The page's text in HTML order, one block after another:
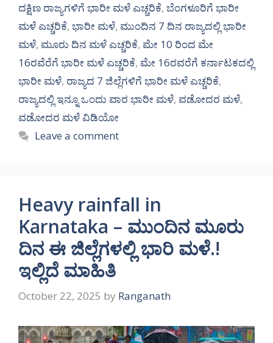
ದಕ್ಷಿಣ ರಾಜ್ಯಗಳಿಗೆ ಭಾರೀ ಮಳೆ ಎಚ್ಚರಿಕೆ, ಬೆಂಗಳೂರಿಗೆ ಭಾರೀ
ಮಳೆ ಎಚ್ಚರಿಕೆ, ಭಾರೀ ಮಳೆ, ಮುಂದಿನ 7 ದಿನ ರಾಜ್ಯದಲ್ಲಿ ಭಾರೀ
ಮಳೆ, ಮೂರು ದಿನ ಮಳೆ ಎಚ್ಚರಿಕೆ, ಮೇ 10 ರಿಂದ ಮೇ
16ರವೆರೆಗೆ ಭಾರೀ ಮಳೆ ಎಚ್ಚರಿಕೆ, ಮೇ 16ರವರೆಗೆ ಕರ್ನಾಟಕದಲ್ಲಿ
ಭಾರೀ ಮಳೆ, ರಾಜ್ಯದ 7 ಜಿಲ್ಲೆಗಳಿಗೆ ಭಾರೀ ಮಳೆ ಎಚ್ಚರಿಕೆ,
ರಾಜ್ಯದಲ್ಲಿ ಇನ್ನೂ ಒಂದು ವಾರ ಭಾರೀ ಮಳೆ, ವಡೋದರ ಮಳೆ,
ವಡೋದರ ಮಳೆ ವಿಡಿಯೋ
Leave a comment
Heavy rainfall in
Karnataka – ಮುಂದಿನ ಮೂರು
ದಿನ ಈ ಜಿಲ್ಲೆಗಳಲ್ಲಿ ಭಾರಿ ಮಳೆ.!
ಇಲ್ಲಿದೆ ಮಾಹಿತಿ
October 22, 2025 by Ranganath